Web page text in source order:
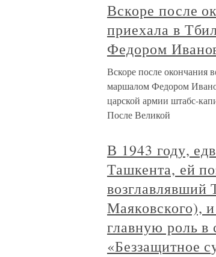
Вскоре после
приехала в
Федором
Вскоре после окончания
маршалом Федором
царской армии штабс-
После Великой
В 1943 году,
Ташкента, ей
возглавлявший
Маяковского),
главную роль в
«Беззащитное